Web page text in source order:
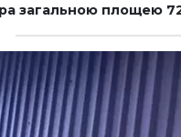
загальною площею